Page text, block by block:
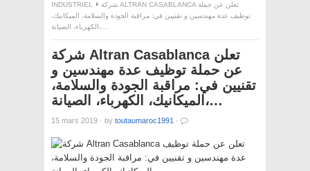
INDUSTRIEL
شركة ALTRAN CASABLANCA تعلن عن حملة
توظيف عدة مهندسين و تقنيين في: مراقبة الجودة والسلامة، الميكانيك،
الكهرباء، الصيانة،…
شركة Altran Casablanca تعلن
عن حملة توظيف عدة مهندسين و
تقنيين في: مراقبة الجودة والسلامة،
الميكانيك، الكهرباء، الصيانة،…
15 mars 2019 · by toutaumaroc1991 ·